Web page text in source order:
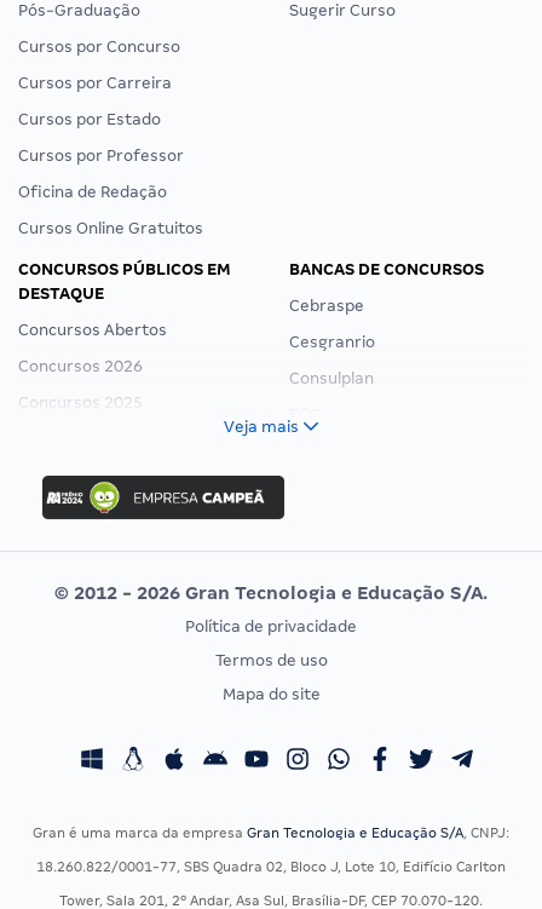
Pós-Graduação
Cursos por Concurso
Cursos por Carreira
Cursos por Estado
Cursos por Professor
Oficina de Redação
Cursos Online Gratuitos
Sugerir Curso
CONCURSOS PÚBLICOS EM
DESTAQUE
Concursos Abertos
Concursos 2026
Concursos 2025
Concurso Ibama
Concurso MPU
Editais publicados
BANCAS DE CONCURSOS
Cebraspe
Cesgranrio
Consulplan
Vunesp
CONCURSOS POR PROFISSÃO
Concursos Fiscais
Concursos Saúde
EXAME DE ORDEM
Calendário OAB
Veja mais
© 2012 - 2026 Gran Tecnologia e Educação S/A.
Política de privacidade
Termos de uso
Mapa do site
Gran é uma marca da empresa Gran Tecnologia e Educação S/A, CNPJ:
18.260.822/0001-77, SBS Quadra 02, Bloco J, Lote 10, Edifício Carlton
Tower, Sala 201, 2º Andar, Asa Sul, Brasília-DF, CEP 70.070-120.